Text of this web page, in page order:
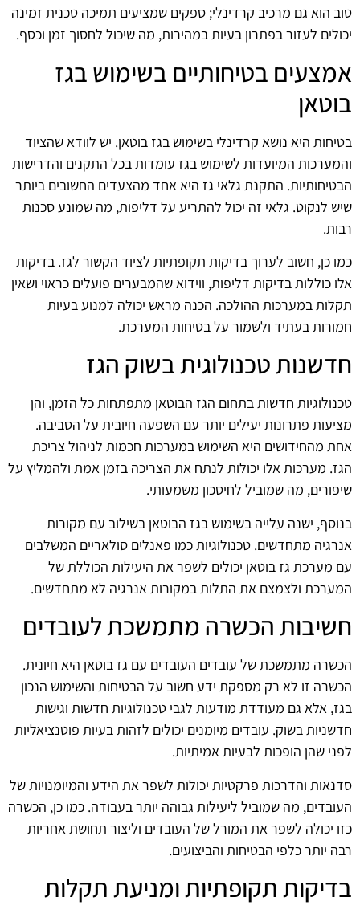
טוב הוא גם מרכיב קרדינלי; ספקים שמציעים תמיכה טכנית זמינה
יכולים לעזור בפתרון בעיות במהירות, מה שיכול לחסוך זמן וכסף.
אמצעים בטיחותיים בשימוש בגז
בוטאן
בטיחות היא נושא קרדינלי בשימוש בגז בוטאן. יש לוודא שהציוד
והמערכות המיועדות לשימוש בגז עומדות בכל התקנים והדרישות
הבטיחותיות. התקנת גלאי גז היא אחד מהצעדים החשובים ביותר
שיש לנקוט. גלאי זה יכול להתריע על דליפות, מה שמונע סכנות
רבות.
כמו כן, חשוב לערוך בדיקות תקופתיות לציוד הקשור לגז. בדיקות
אלו כוללות בדיקות דליפות, ווידוא שהמבערים פועלים כראוי ושאין
תקלות במערכות ההולכה. הכנה מראש יכולה למנוע בעיות
חמורות בעתיד ולשמור על בטיחות המערכת.
חדשנות טכנולוגית בשוק הגז
טכנולוגיות חדשות בתחום הגז הבוטאן מתפתחות כל הזמן, והן
מציעות פתרונות יעילים יותר עם השפעה חיובית על הסביבה.
אחת מהחידושים היא השימוש במערכות חכמות לניהול צריכת
הגז. מערכות אלו יכולות לנתח את הצריכה בזמן אמת ולהמליץ על
שיפורים, מה שמוביל לחיסכון משמעותי.
בנוסף, ישנה עלייה בשימוש בגז הבוטאן בשילוב עם מקורות
אנרגיה מתחדשים. טכנולוגיות כמו פאנלים סולאריים המשלבים
עם מערכת גז בוטאן יכולים לשפר את היעילות הכוללת של
המערכת ולצמצם את התלות במקורות אנרגיה לא מתחדשים.
חשיבות הכשרה מתמשכת לעובדים
הכשרה מתמשכת של עובדים העובדים עם גז בוטאן היא חיונית.
הכשרה זו לא רק מספקת ידע חשוב על הבטיחות והשימוש הנכון
בגז, אלא גם מעודדת מודעות לגבי טכנולוגיות חדשות וגישות
חדשניות בשוק. עובדים מיומנים יכולים לזהות בעיות פוטנציאליות
לפני שהן הופכות לבעיות אמיתיות.
סדנאות והדרכות פרקטיות יכולות לשפר את הידע והמיומנויות של
העובדים, מה שמוביל ליעילות גבוהה יותר בעבודה. כמו כן, הכשרה
כזו יכולה לשפר את המורל של העובדים וליצור תחושת אחריות
רבה יותר כלפי הבטיחות והביצועים.
בדיקות תקופתיות ומניעת תקלות